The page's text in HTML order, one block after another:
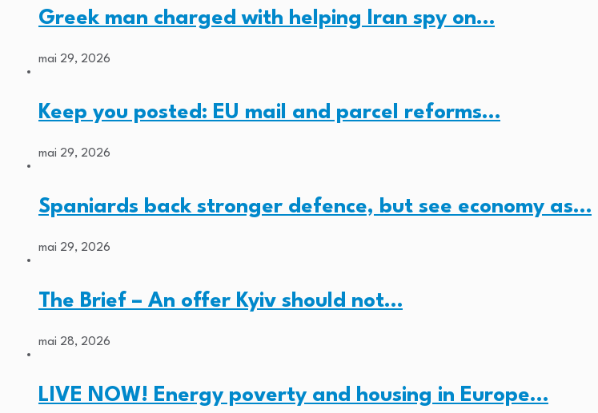
Greek man charged with helping Iran spy on…
mai 29, 2026
Keep you posted: EU mail and parcel reforms…
mai 29, 2026
Spaniards back stronger defence, but see economy as…
mai 29, 2026
The Brief – An offer Kyiv should not…
mai 28, 2026
LIVE NOW! Energy poverty and housing in Europe…